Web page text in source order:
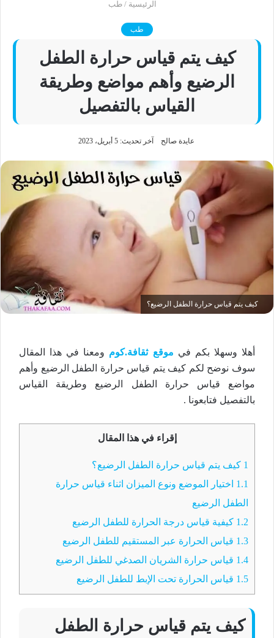
الرئيسية / طب
طب
كيف يتم قياس حرارة الطفل
الرضيع وأهم مواضع وطريقة
القياس بالتفصيل
عايدة صالح آخر تحديث: 5 أبريل، 2023
كيف يتم قياس حرارة الطفل الرضيع؟
أهلا وسهلا بكم في موقع ثقافة.كوم ومعنا في هذا المقال
سوف نوضح لكم كيف يتم قياس حرارة الطفل الرضيع وأهم
مواضع قياس حرارة الطفل الرضيع وطريقة القياس
بالتفصيل فتابعونا .
إقراء في هذا المقال
1 كيف يتم قياس حرارة الطفل الرضيع؟
1.1 اختيار الموضع ونوع الميزان اثناء قياس حرارة
الطفل الرضيع
1.2 كيفية قياس درجة الحرارة للطفل الرضيع
1.3 قياس الحرارة عبر المستقيم للطفل الرضيع
1.4 قياس حرارة الشريان الصدغي للطفل الرضيع
1.5 قياس الحرارة تحت الإبط للطفل الرضيع
كيف يتم قياس حرارة الطفل